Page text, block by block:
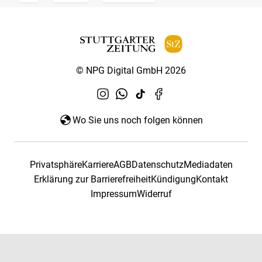
© NPG Digital GmbH 2026
Wo Sie uns noch folgen können
PrivatsphäreKarriereAGBDatenschutzMediadaten
Erklärung zur BarrierefreiheitKündigungKontakt
ImpressumWiderruf